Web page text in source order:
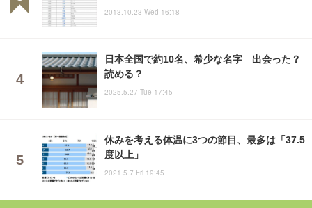
2013.10.23 Wed 16:18
日本全国で約10名、希少な名字 出会った？
読める？
2025.5.27 Tue 17:45
休みを考える体温に3つの節目、最多は「37.5
度以上」
2021.5.7 Fri 19:45